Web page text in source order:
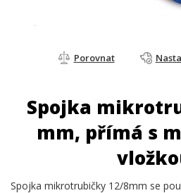
Porovnat
Spojka
mm, přímá s
Spojka mikrotrubičky 12/8mm se